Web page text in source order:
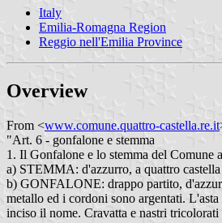
Italy
Emilia-Romagna Region
Reggio nell'Emilia Province
Overview
From <www.comune.quattro-castella.re.it
"Art. 6 - gonfalone e stemma
1. Il Gonfalone e lo stemma del
a) STEMMA: d'azzurro, a quattro
b) GONFALONE: drappo partito,
metallo ed i cordoni sono argentati.
inciso il nome. Cravatta e nastri